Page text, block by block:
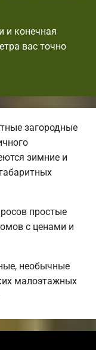
и конечная
вас точно
загородные
зимние и
простые
с ценами и
необычные
малоэтажных